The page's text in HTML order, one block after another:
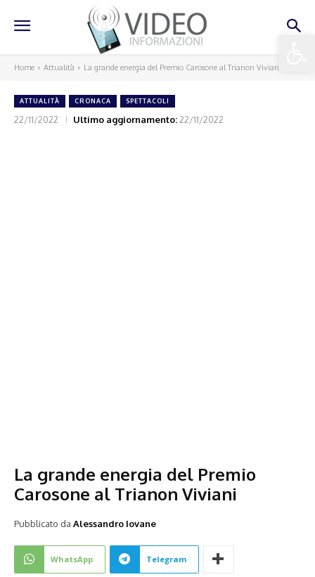
Home Attualità La grande energia del Premio Carosone al Trianon Viviani
ATTUALITÀ CRONACA SPETTACOLI
22/11/2022 Ultimo aggiornamento:22/11/2022
La grande energia del Premio
Carosone al Trianon Viviani
Pubblicato da Alessandro Iovane
WhatsApp Telegram